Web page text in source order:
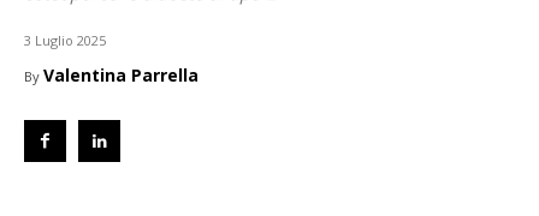
3 Luglio 2025
By Valentina Parrella